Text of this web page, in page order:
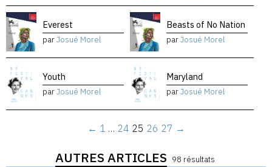
Everest
parJosué Morel
Beasts of No Nation
parJosué Morel
Youth
parJosué Morel
Maryland
parJosué Morel
← 1 … 24 25 26 27 →
AUTRES ARTICLES 98 résultats